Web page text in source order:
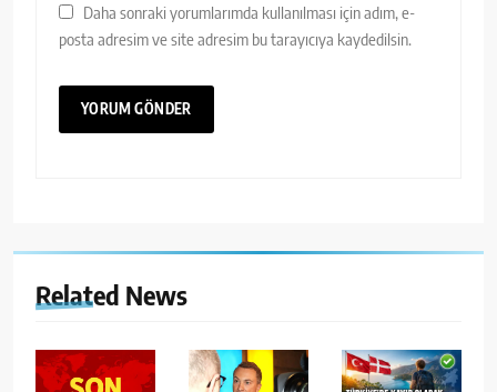
Daha sonraki yorumlarımda kullanılması için adım, e-
posta adresim ve site adresim bu tarayıcıya kaydedilsin.
Related News